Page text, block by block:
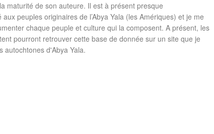
maturité de son auteure. Il est à présent presque
peuples originaires de l’Abya Yala (les Amériques) et je me
chaque peuple et culture qui la composent. A présent, les
pourront retrouver cette base de donnée sur un site que je
autochtones d'Abya Yala.